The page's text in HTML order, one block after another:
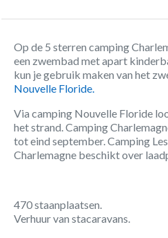
Op de 5 sterren camping
een zwembad met apart
kun je gebruik maken van het
Nouvelle Floride.
Via camping Nouvelle Floride
het strand. Camping
tot eind september. Camping
Charlemagne beschikt over
470 staanplaatsen.
Verhuur van stacaravans.